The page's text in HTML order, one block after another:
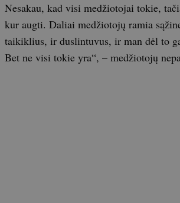
Nesakau, kad visi medžiotojai tokie,
kur augti. Daliai medžiotojų ramia
taikiklius, ir duslintuvus, ir man dėl to
Bet ne visi tokie yra“, – medžiotojų